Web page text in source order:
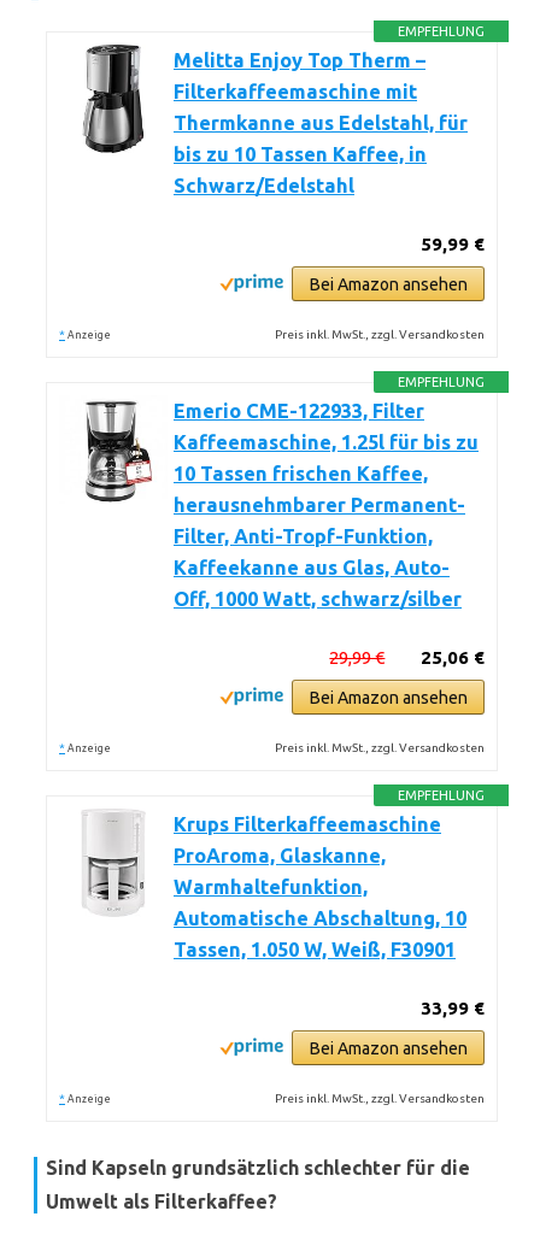
EMPFEHLUNG
Melitta Enjoy Top Therm –
Filterkaffeemaschine mit
Thermkanne aus Edelstahl, für
bis zu 10 Tassen Kaffee, in
Schwarz/Edelstahl
59,99 €
Bei Amazon ansehen
* Anzeige Preis inkl. MwSt., zzgl. Versandkosten
EMPFEHLUNG
Emerio CME-122933, Filter
Kaffeemaschine, 1.25l für bis zu
10 Tassen frischen Kaffee,
herausnehmbarer Permanent-
Filter, Anti-Tropf-Funktion,
Kaffeekanne aus Glas, Auto-
Off, 1000 Watt, schwarz/silber
25,06 €
29,99 €
Bei Amazon ansehen
* Anzeige Preis inkl. MwSt., zzgl. Versandkosten
EMPFEHLUNG
Krups Filterkaffeemaschine
ProAroma, Glaskanne,
Warmhaltefunktion,
Automatische Abschaltung, 10
Tassen, 1.050 W, Weiß, F30901
33,99 €
Bei Amazon ansehen
* Anzeige Preis inkl. MwSt., zzgl. Versandkosten
Sind Kapseln grundsätzlich schlechter für die
Umwelt als Filterkaffee?